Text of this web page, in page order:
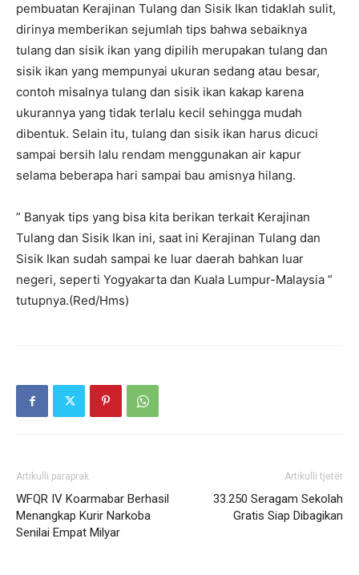
pembuatan Kerajinan Tulang dan Sisik Ikan tidaklah sulit,
dirinya memberikan sejumlah tips bahwa sebaiknya
tulang dan sisik ikan yang dipilih merupakan tulang dan
sisik ikan yang mempunyai ukuran sedang atau besar,
contoh misalnya tulang dan sisik ikan kakap karena
ukurannya yang tidak terlalu kecil sehingga mudah
dibentuk. Selain itu, tulang dan sisik ikan harus dicuci
sampai bersih lalu rendam menggunakan air kapur
selama beberapa hari sampai bau amisnya hilang.
” Banyak tips yang bisa kita berikan terkait Kerajinan
Tulang dan Sisik Ikan ini, saat ini Kerajinan Tulang dan
Sisik Ikan sudah sampai ke luar daerah bahkan luar
negeri, seperti Yogyakarta dan Kuala Lumpur-Malaysia ”
tutupnya.(Red/Hms)
Artikulli paraprak
WFQR IV Koarmabar Berhasil
Menangkap Kurir Narkoba
Senilai Empat Milyar
Artikulli tjetër
33.250 Seragam Sekolah
Gratis Siap Dibagikan